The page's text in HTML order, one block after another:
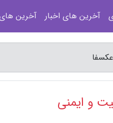
و ایمنی
آخرین های اخبار آخرین